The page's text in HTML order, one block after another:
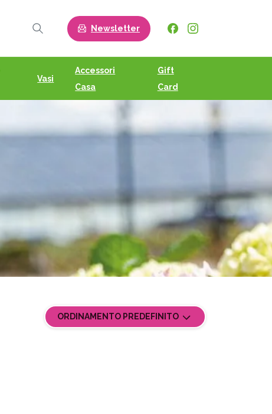
Search
Newsletter
Vasi
Accessori
Casa
Gift
Card
ORDINAMENTO PREDEFINITO